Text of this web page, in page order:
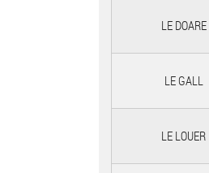
LE DOARE
LE GALL
LE LOUER